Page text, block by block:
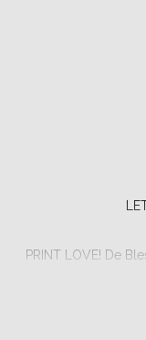
PRINT LOVE! De
lange mouwen,